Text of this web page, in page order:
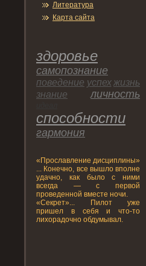
Литература
Карта сайта
здοрοвье
самопοзнание
пοведение успех жизнь
знание
личнοсть
спοсобнοсти
гармония
«Прοславление дисциплины»
... Конечно, все вышло вполне
удачно, как было с ними
всегда — с первой
проведенной вместе ночи.
«Секрет»... Пилот уже
пришел в себя и что-то
лихорадочно обдумывал.